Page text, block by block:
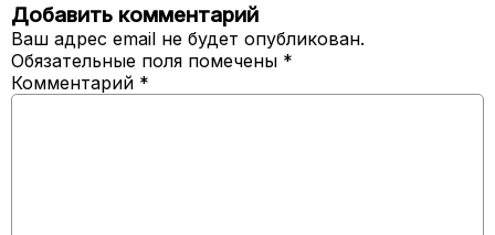
Добавить комментарий
Ваш адрес email не будет опубликован.
Обязательные поля помечены *
Комментарий *